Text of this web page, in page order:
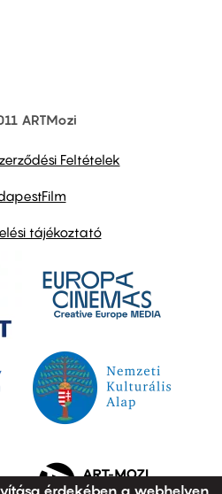
ARTMozi
Feltételek
tájékoztató
érdekében a webhelyen